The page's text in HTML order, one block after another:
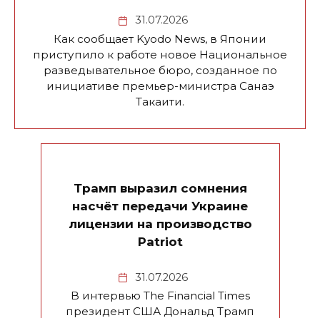
31.07.2026
Как сообщает Kyodo News, в Японии
приступило к работе новое Национальное
разведывательное бюро, созданное по
инициативе премьер-министра Санаэ
Такаити.
Трамп выразил сомнения
насчёт передачи Украине
лицензии на производство
Patriot
31.07.2026
В интервью The Financial Times
президент США Дональд Трамп